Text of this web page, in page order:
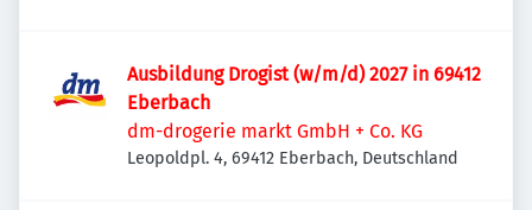
Ausbildung Drogist (w/m/d) 2027 in 69412
Eberbach
dm-drogerie markt GmbH + Co. KG
Leopoldpl. 4, 69412 Eberbach, Deutschland